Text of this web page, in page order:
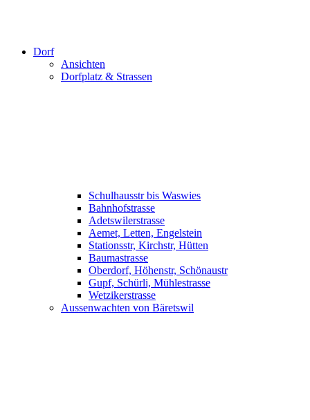
Dorf
Ansichten
Dorfplatz & Strassen
Schulhausstr bis Waswies
Bahnhofstrasse
Adetswilerstrasse
Aemet, Letten, Engelstein
Stationsstr, Kirchstr, Hütten
Baumastrasse
Oberdorf, Höhenstr, Schönaustr
Gupf, Schürli, Mühlestrasse
Wetzikerstrasse
Aussenwachten von Bäretswil